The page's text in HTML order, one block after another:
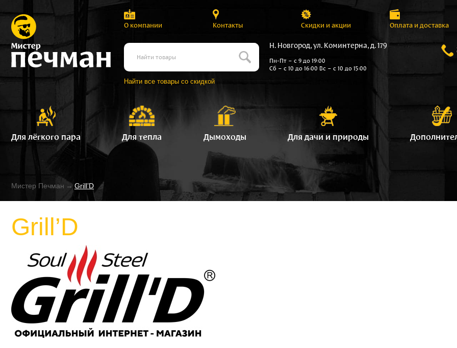
О компании Контакты Скидки и акции Оплата и доставка
Найти все товары со скидкой
Н. Новгород, ул. Коминтерна, д. 179
Пн-Пт – с 9 до 19:00
Сб – с 10 до 16:00 Вс – с 10 до 15:00
Для лёгкого пара Для тепла Дымоходы Для дачи и природы
Мистер Печман →Grill’D
Grill’D